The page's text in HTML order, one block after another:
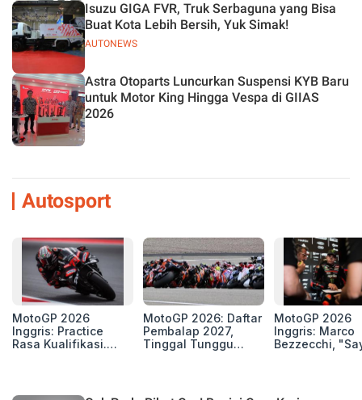
AUTONEWS
Isuzu GIGA FVR, Truk Serbaguna yang Bisa
Buat Kota Lebih Bersih, Yuk Simak!
Astra Otoparts Luncurkan Suspensi KYB Baru
untuk Motor King Hingga Vespa di GIIAS
2026
Autosport
MotoGP 2026
Inggris: Practice
Rasa Kualifikasi.
Silverstone!
MotoGP 2026: Daftar
Pembalap 2027,
Tinggal Tunggu
MotoGP 2026
Inggris: Marco
Bezzecchi,